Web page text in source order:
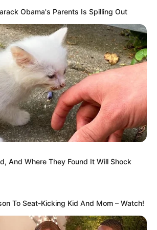
instagram/oabramovich)
Abramovich
Abramovich
Obama's Parents Is Spilling Out
And Where They Found It Will Shock
To Seat-Kicking Kid And Mom – Watch!